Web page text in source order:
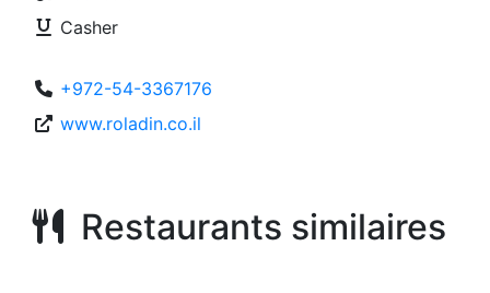
Casher
+972-54-3367176
www.roladin.co.il
Restaurants similaires